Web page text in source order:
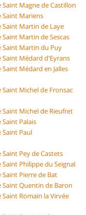
Saint Magne de Castillon
Saint Mariens
Saint Martin de Laye
Saint Martin de Sescas
Saint Martin du Puy
Saint Médard d'Eyrans
Saint Médard en Jalles
Saint Michel de Fronsac
Saint Michel de Rieufret
Saint Palais
Saint Paul
Saint Pey de Castets
Saint Philippe du Seignal
Saint Pierre de Bat
Saint Quentin de Baron
Saint Romain la Virvée